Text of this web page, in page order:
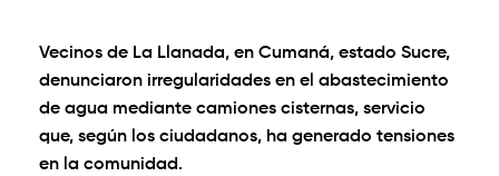
Vecinos de La Llanada, en Cumaná, estado Sucre,
denunciaron irregularidades en el abastecimiento
de agua mediante camiones cisternas, servicio
que, según los ciudadanos, ha generado tensiones
en la comunidad.